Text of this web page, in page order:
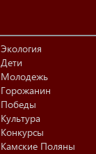
Экология
Дети
Молодежь
Горожанин
Победы
Культура
Конкурсы
Камские Поляны